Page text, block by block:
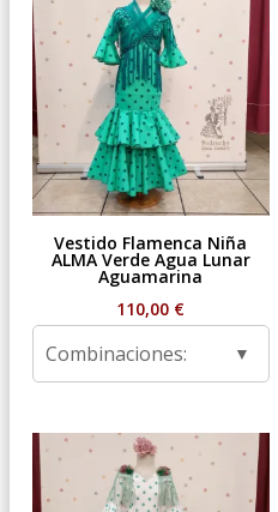
Vestido Flamenca Niña
ALMA Verde Agua Lunar
Aguamarina
110,00 €
Combinaciones: